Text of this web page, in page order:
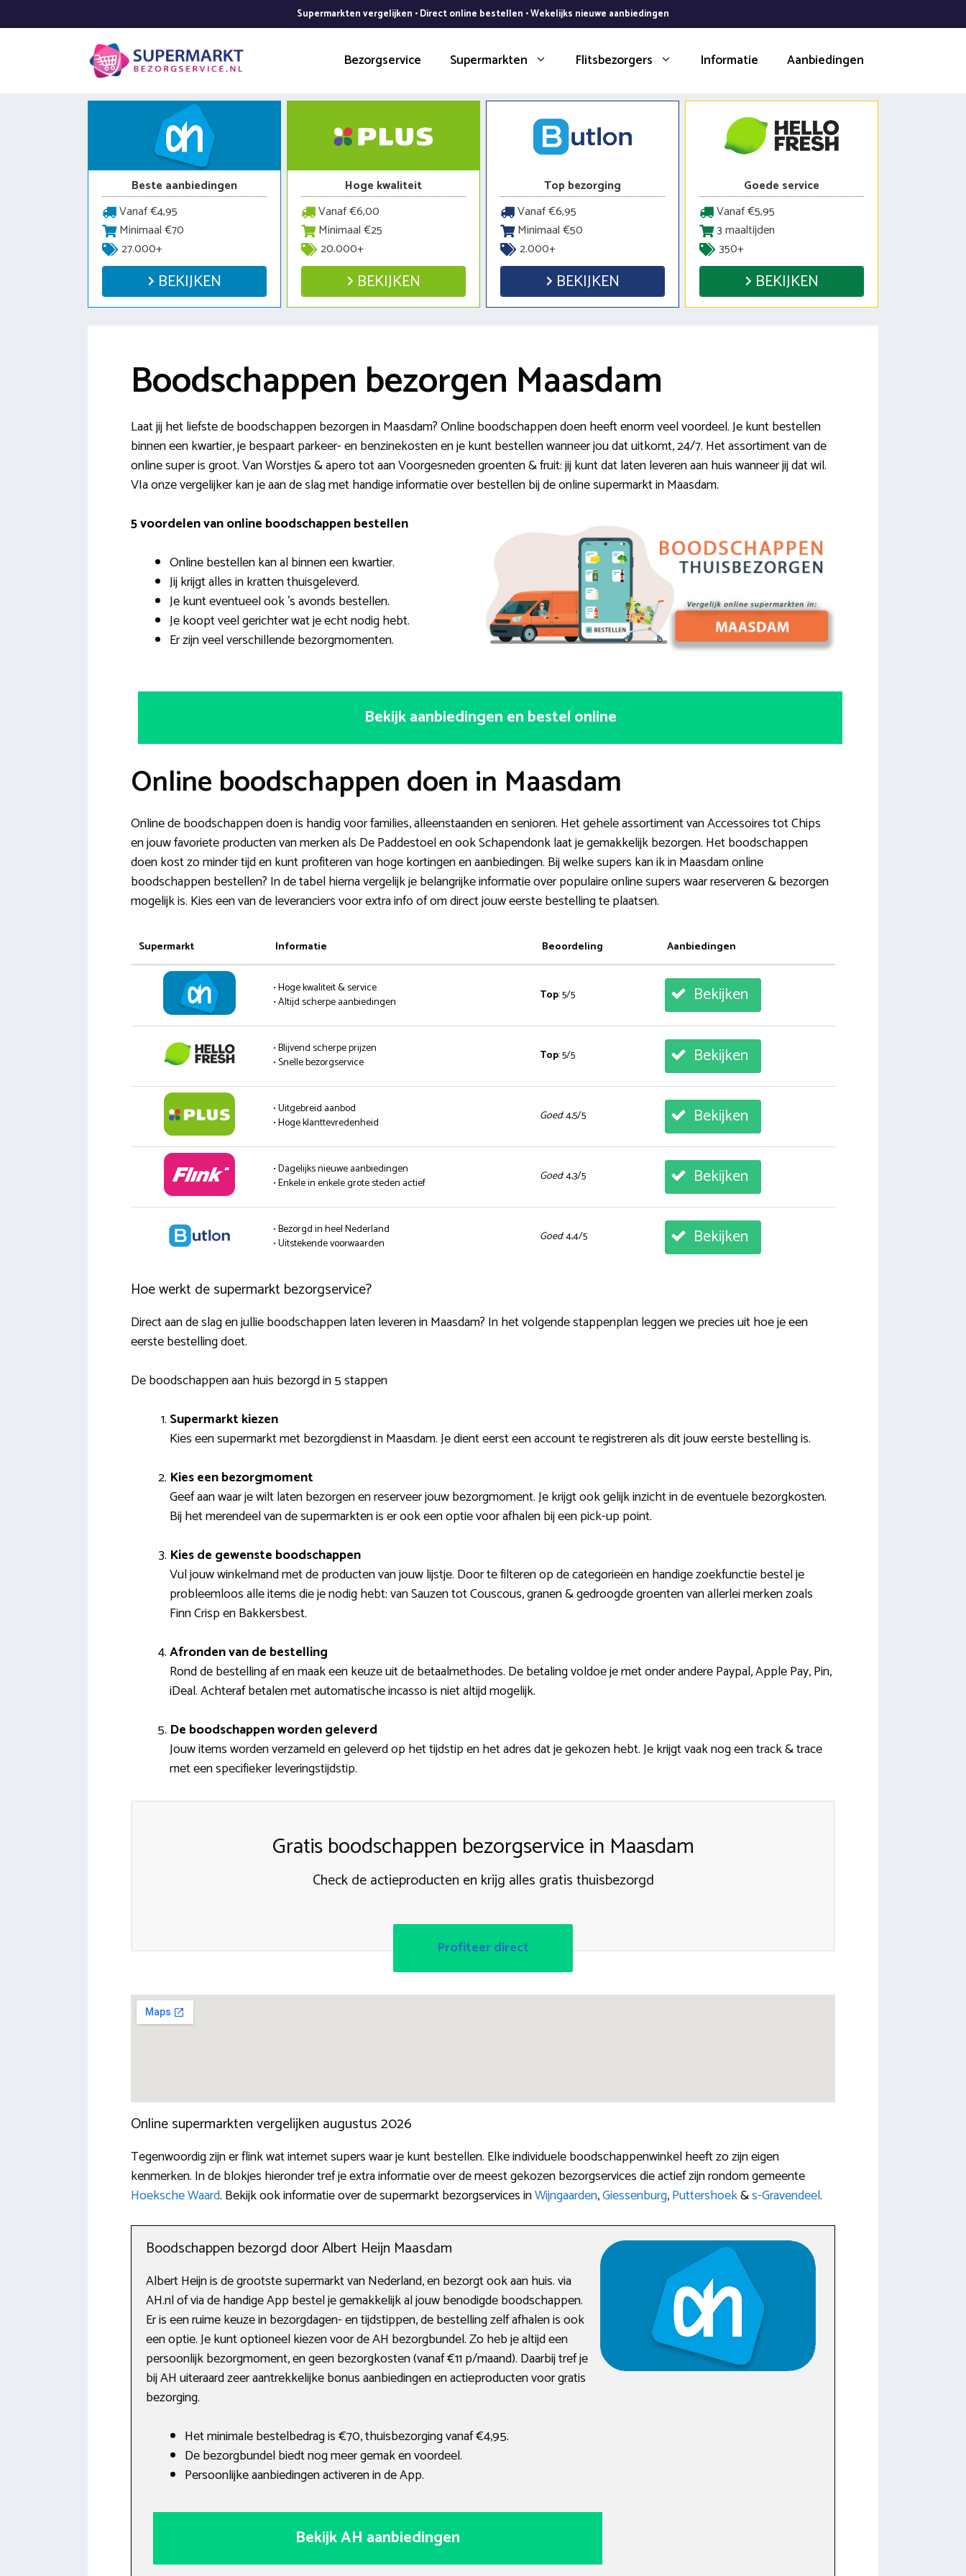
naar
Supermarkten vergelijken • Direct online bestellen • Wekelijks nieuwe aanbiedingen
Bezorgservice Supermarkten Flitsbezorgers Informatie Aanbiedingen
Beste aanbiedingen
Vanaf €4,95
Minimaal €70
27.000+
BEKIJKEN
Hoge kwaliteit
Vanaf €6,00
Minimaal €25
20.000+
BEKIJKEN
Top bezorging
Vanaf €6,95
Minimaal €50
2.000+
BEKIJKEN
Goede service
Vanaf €5,95
3 maaltijden
350+
BEKIJKEN
Boodschappen bezorgen Maasdam
Laat jij het liefste de boodschappen bezorgen in Maasdam? Online boodschappen doen heeft enorm veel voordeel. Je kunt bestellen
binnen een kwartier, je bespaart parkeer- en benzinekosten en je kunt bestellen wanneer jou dat uitkomt, 24/7. Het assortiment van de
online super is groot. Van Worstjes & apero tot aan Voorgesneden groenten & fruit: jij kunt dat laten leveren aan huis wanneer jij dat wil.
VIa onze vergelijker kan je aan de slag met handige informatie over bestellen bij de online supermarkt in Maasdam.
5 voordelen van online boodschappen bestellen
Online bestellen kan al binnen een kwartier.
Jij krijgt alles in kratten thuisgeleverd.
Je kunt eventueel ook ’s avonds bestellen.
Je koopt veel gerichter wat je echt nodig hebt.
Er zijn veel verschillende bezorgmomenten.
Bekijk aanbiedingen en bestel online
Online boodschappen doen in Maasdam
Online de boodschappen doen is handig voor families, alleenstaanden en senioren. Het gehele assortiment van Accessoires tot Chips
en jouw favoriete producten van merken als De Paddestoel en ook Schapendonk laat je gemakkelijk bezorgen. Het boodschappen
doen kost zo minder tijd en kunt profiteren van hoge kortingen en aanbiedingen. Bij welke supers kan ik in Maasdam online
boodschappen bestellen? In de tabel hierna vergelijk je belangrijke informatie over populaire online supers waar reserveren & bezorgen
mogelijk is. Kies een van de leveranciers voor extra info of om direct jouw eerste bestelling te plaatsen.
Supermarkt Informatie Beoordeling Aanbiedingen
• Hoge kwaliteit & service
• Altijd scherpe aanbiedingen
Top: 5/5 Bekijken
• Blijvend scherpe prijzen
• Snelle bezorgservice
Top: 5/5 Bekijken
• Uitgebreid aanbod
• Hoge klanttevredenheid
Goed: 4,5/5 Bekijken
• Dagelijks nieuwe aanbiedingen
• Enkele in enkele grote steden actief
Goed: 4,3/5 Bekijken
• Bezorgd in heel Nederland
• Uitstekende voorwaarden
Goed: 4,4/5 Bekijken
Hoe werkt de supermarkt bezorgservice?
Direct aan de slag en jullie boodschappen laten leveren in Maasdam? In het volgende stappenplan leggen we precies uit hoe je een
eerste bestelling doet.
De boodschappen aan huis bezorgd in 5 stappen
Supermarkt kiezen
Kies een supermarkt met bezorgdienst in Maasdam. Je dient eerst een account te registreren als dit jouw eerste bestelling is.
Kies een bezorgmoment
Geef aan waar je wilt laten bezorgen en reserveer jouw bezorgmoment. Je krijgt ook gelijk inzicht in de eventuele bezorgkosten.
Bij het merendeel van de supermarkten is er ook een optie voor afhalen bij een pick-up point.
Kies de gewenste boodschappen
Vul jouw winkelmand met de producten van jouw lijstje. Door te filteren op de categorieën en handige zoekfunctie bestel je
probleemloos alle items die je nodig hebt: van Sauzen tot Couscous, granen & gedroogde groenten van allerlei merken zoals
Finn Crisp en Bakkersbest.
Afronden van de bestelling
Rond de bestelling af en maak een keuze uit de betaalmethodes. De betaling voldoe je met onder andere Paypal, Apple Pay, Pin,
iDeal. Achteraf betalen met automatische incasso is niet altijd mogelijk.
De boodschappen worden geleverd
Jouw items worden verzameld en geleverd op het tijdstip en het adres dat je gekozen hebt. Je krijgt vaak nog een track & trace
met een specifieker leveringstijdstip.
Gratis boodschappen bezorgservice in Maasdam
Check de actieproducten en krijg alles gratis thuisbezorgd
Profiteer direct
Online supermarkten vergelijken augustus 2026
Tegenwoordig zijn er flink wat internet supers waar je kunt bestellen. Elke individuele boodschappenwinkel heeft zo zijn eigen
kenmerken. In de blokjes hieronder tref je extra informatie over de meest gekozen bezorgservices die actief zijn rondom gemeente
Hoeksche Waard. Bekijk ook informatie over de supermarkt bezorgservices inWijngaarden,Giessenburg,Puttershoek&s-Gravendeel.
Boodschappen bezorgd door Albert Heijn Maasdam
Albert Heijn is de grootste supermarkt van Nederland, en bezorgt ook aan huis. via
AH.nl of via de handige App bestel je gemakkelijk al jouw benodigde boodschappen.
Er is een ruime keuze in bezorgdagen- en tijdstippen, de bestelling zelf afhalen is ook
een optie. Je kunt optioneel kiezen voor de AH bezorgbundel. Zo heb je altijd een
persoonlijk bezorgmoment, en geen bezorgkosten (vanaf €11 p/maand). Daarbij tref je
bij AH uiteraard zeer aantrekkelijke bonus aanbiedingen en actieproducten voor gratis
bezorging.
Het minimale bestelbedrag is €70, thuisbezorging vanaf €4,95.
De bezorgbundel biedt nog meer gemak en voordeel.
Persoonlijke aanbiedingen activeren in de App.
Bekijk AH aanbiedingen